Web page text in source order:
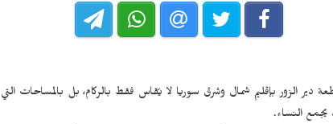
الزور بإقليم شمال وشرق سوريا لا يُقاس فقط بالركام، بل بالمساحات التي
النساء.